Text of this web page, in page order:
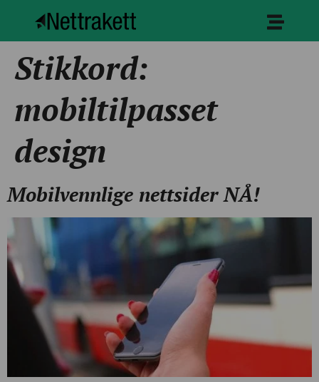
Stikkord:
mobiltilpasset
design
Mobilvennlige nettsider NÅ!